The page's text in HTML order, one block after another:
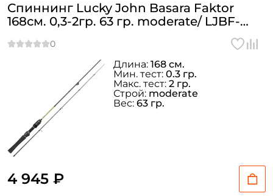
Спиннинг Lucky John Basara Faktor
168см. 0,3-2гр. 63 гр. moderate/ LJBF-
4 945 ₽
Длина: 168 см.
Мин. тест: 0.3 гр.
Макс. тест: 2 гр.
Строй: moderate
Вес: 63 гр.
Создать аккаунт